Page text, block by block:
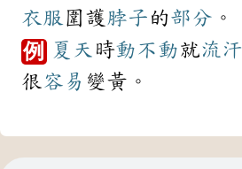
衣服 圍護 脖子 的部分 。
例 夏天 時動不動就流汗
很容易 變黃。